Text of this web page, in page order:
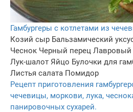
Гамбургеры с котлетами из
Козий сыр Бальзамический
Чеснок Черный перец Лавровый
Лук-шалот Яйцо Булочки для
Листья салата Помидор
Рецепт приготовления
чечевицы, моркови, лука,
панировочных сухарей.